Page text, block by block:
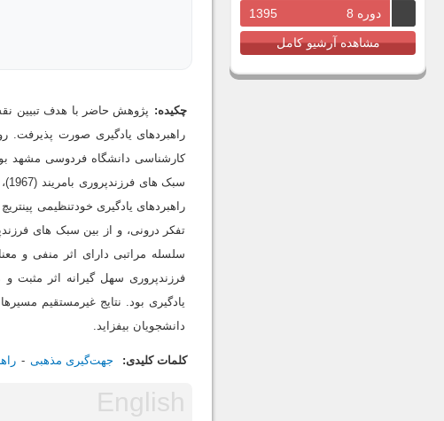
دوره 8
1395
مشاهده آرشیو کامل
چکیده: پژوهش حاضر با هدف تبیین
راهبردهای یادگیری صورت
تفکر درونی، و از بین سبک های
سلسله مراتبی دارای اثر منفی و
فرزندپروری سهل گیرانه اثر مثبت
یادگیری بود. نتایج غیرمستقیم
دانشجویان بیفزاید.
کلمات کلیدی: جهت‌گیری مذهبی